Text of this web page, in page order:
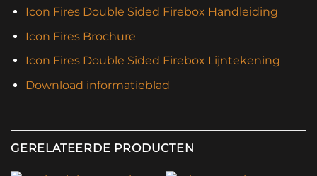
Icon Fires Double Sided Firebox Handleiding
Icon Fires Brochure
Icon Fires Double Sided Firebox Lijntekening
Download informatieblad
GERELATEERDE PRODUCTEN